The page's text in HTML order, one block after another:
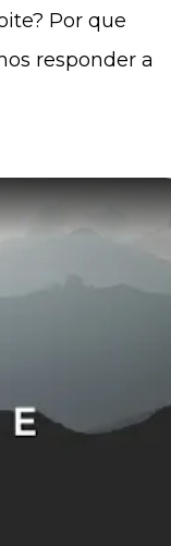
Por que
responder a